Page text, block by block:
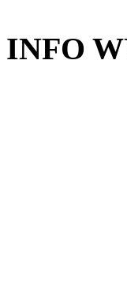
INFO